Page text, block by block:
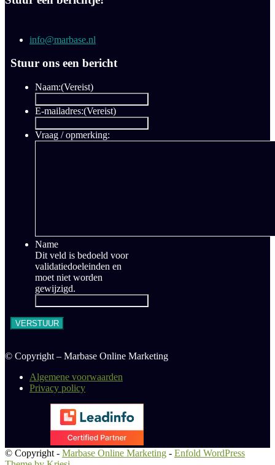
info@marbase.nl
Stuur ons een bericht
Naam:(Vereist)
E-mailadres:(Vereist)
Vraag / opmerking:
Name
Dit veld is bedoeld voor
validatiedoeleinden en
moet niet worden
gewijzigd.
© Copyright – Marbase Online Marketing
Algemene voorwaarden
Privacy policy
© Copyright - Marbase Online Marketing - Enfold WordPress